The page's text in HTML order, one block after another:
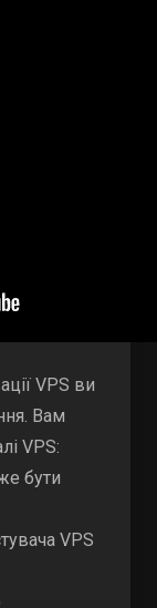
VPS ви
Вам
VPS:
бути
VPS